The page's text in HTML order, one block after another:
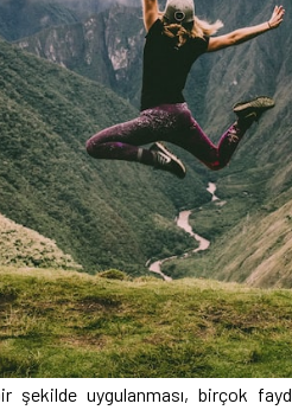
şekilde uygulanması, birçok